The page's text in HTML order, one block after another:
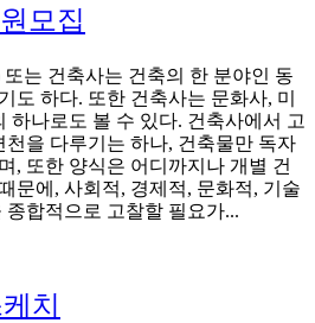
모집
는 건축사는 건축의 한 분야인 동
도 하다. 또한 건축사는 문화사, 미
하나로도 볼 수 있다. 건축사에서 고
천을 다루기는 하나, 건축물만 독자
, 또한 양식은 어디까지나 개별 건
문에, 사회적, 경제적, 문화적, 기술
합적으로 고찰할 필요가...
치